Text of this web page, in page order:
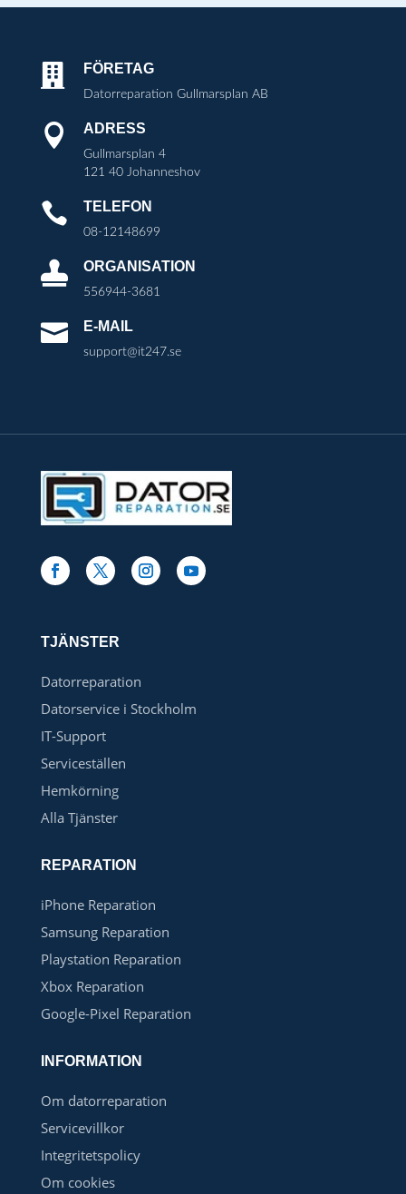
 FÖRETAG
Datorreparation Gullmarsplan AB
 ADRESS
Gullmarsplan 4
121 40 Johanneshov
 TELEFON
08-12148699
 ORGANISATION
556944-3681
 E-MAIL
support@it247.se
TJÄNSTER
Datorreparation
Datorservice i Stockholm
IT-Support
Serviceställen
Hemkörning
Alla Tjänster
REPARATION
iPhone Reparation
Samsung Reparation
Playstation Reparation
Xbox Reparation
Google-Pixel Reparation
INFORMATION
Om datorreparation
Servicevillkor
Integritetspolicy
Om cookies